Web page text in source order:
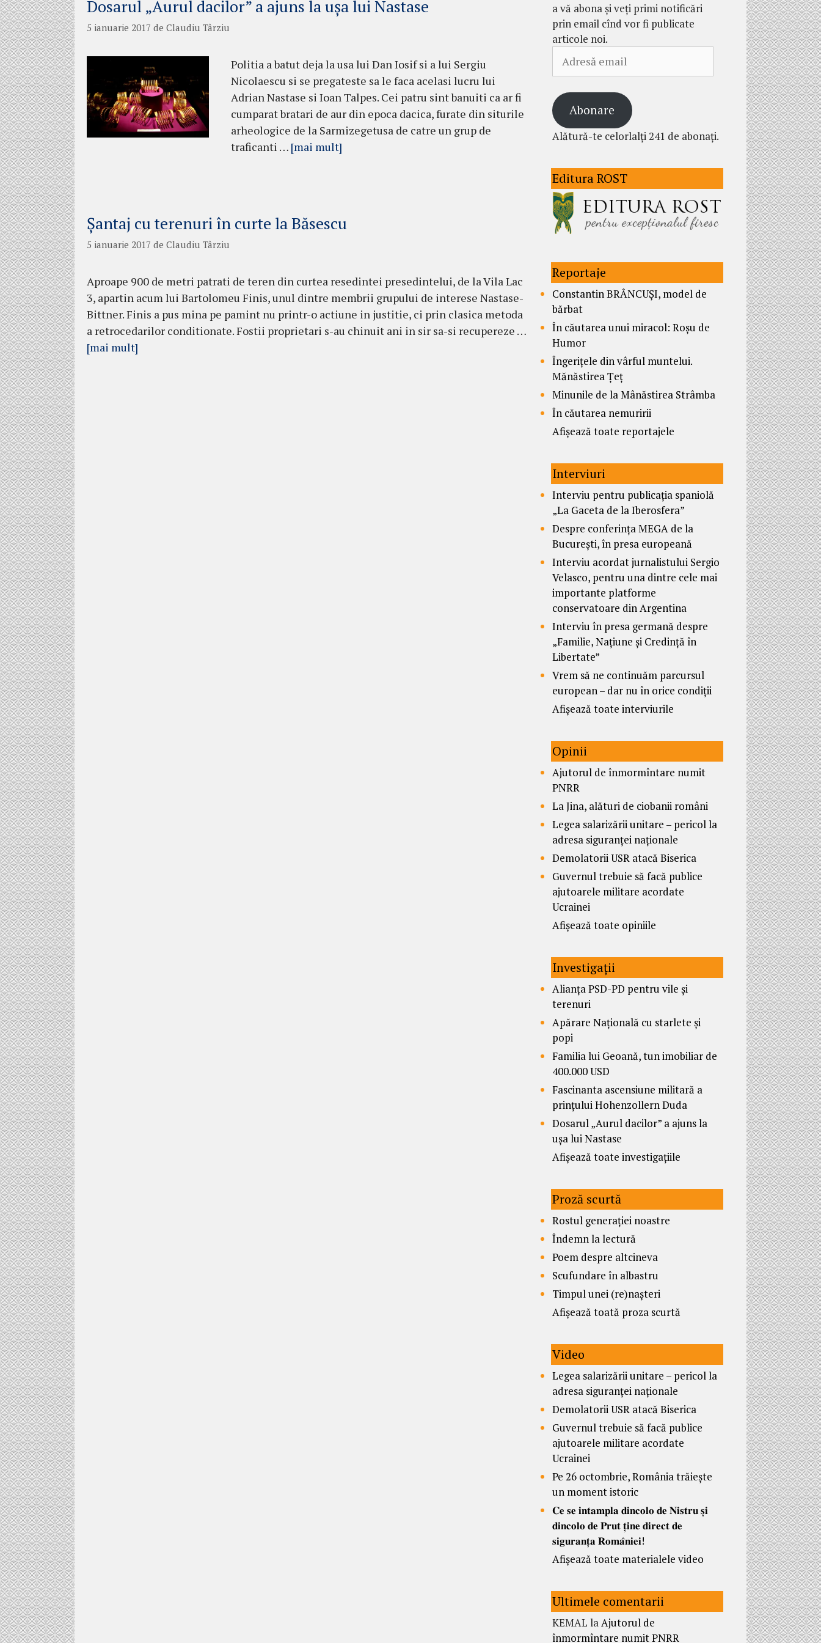
Dosarul „Aurul dacilor” a ajuns la ușa lui Nastase
5 ianuarie 2017 de Claudiu Târziu
Politia a batut deja la usa lui Dan Iosif si a lui Sergiu
Nicolaescu si se pregateste sa le faca acelasi lucru lui
Adrian Nastase si Ioan Talpes. Cei patru sint banuiti ca ar fi
cumparat bratari de aur din epoca dacica, furate din siturile
arheologice de la Sarmizegetusa de catre un grup de
traficanti … [mai mult]
Șantaj cu terenuri în curte la Băsescu
5 ianuarie 2017 de Claudiu Târziu
Aproape 900 de metri patrati de teren din curtea resedintei presedintelui, de la Vila Lac
3, apartin acum lui Bartolomeu Finis, unul dintre membrii grupului de interese Nastase-
Bittner. Finis a pus mina pe pamint nu printr-o actiune in justitie, ci prin clasica metoda
a retrocedarilor conditionate. Fostii proprietari s-au chinuit ani in sir sa-si recupereze …
[mai mult]
a vă abona și veți primi notificări
prin email cînd vor fi publicate
articole noi.
email
Abonare
Alătură-te celorlalți 241 de abonați.
Editura ROST
Reportaje
Constantin BRÂNCUȘI, model de
bărbat
În căutarea unui miracol: Roșu de
Humor
Îngerițele din vârful muntelui.
Mănăstirea Țeț
Minunile de la Mânăstirea Strâmba
În căutarea nemuririi
Afișează toate reportajele
Interviuri
Interviu pentru publicația spaniolă
„La Gaceta de la Iberosfera”
Despre conferința MEGA de la
București, în presa europeană
Interviu acordat jurnalistului Sergio
Velasco, pentru una dintre cele mai
importante platforme
conservatoare din Argentina
Interviu în presa germană despre
„Familie, Națiune și Credință în
Libertate”
Vrem să ne continuăm parcursul
european – dar nu în orice condiții
Afișează toate interviurile
Opinii
Ajutorul de înmormîntare numit
PNRR
La Jina, alături de ciobanii români
Legea salarizării unitare – pericol la
adresa siguranței naționale
Demolatorii USR atacă Biserica
Guvernul trebuie să facă publice
ajutoarele militare acordate
Ucrainei
Afișează toate opiniile
Investigații
Alianța PSD-PD pentru vile și
terenuri
Apărare Națională cu starlete și
popi
Familia lui Geoană, tun imobiliar de
400.000 USD
Fascinanta ascensiune militară a
prințului Hohenzollern Duda
Dosarul „Aurul dacilor” a ajuns la
ușa lui Nastase
Afișează toate investigațiile
Proză scurtă
Rostul generației noastre
Îndemn la lectură
Poem despre altcineva
Scufundare în albastru
Timpul unei (re)nașteri
Afișează toată proza scurtă
Video
Legea salarizării unitare – pericol la
adresa siguranței naționale
Demolatorii USR atacă Biserica
Guvernul trebuie să facă publice
ajutoarele militare acordate
Ucrainei
Pe 26 octombrie, România trăiește
un moment istoric
𝐂𝐞 𝐬𝐞 𝐢𝐧𝐭𝐚𝐦𝐩𝐥𝐚 𝐝𝐢𝐧𝐜𝐨𝐥𝐨 𝐝𝐞 𝐍𝐢𝐬𝐭𝐫𝐮 𝐬̦𝐢
𝐝𝐢𝐧𝐜𝐨𝐥𝐨 𝐝𝐞 𝐏𝐫𝐮𝐭 𝐭̦𝐢𝐧𝐞 𝐝𝐢𝐫𝐞𝐜𝐭 𝐝𝐞
𝐬𝐢𝐠𝐮𝐫𝐚𝐧𝐭̦𝐚 𝐑𝐨𝐦𝐚̂𝐧𝐢𝐞𝐢!
Afișează toate materialele video
Ultimele comentarii
KEMAL laAjutorul de
înmormîntare numit PNRR